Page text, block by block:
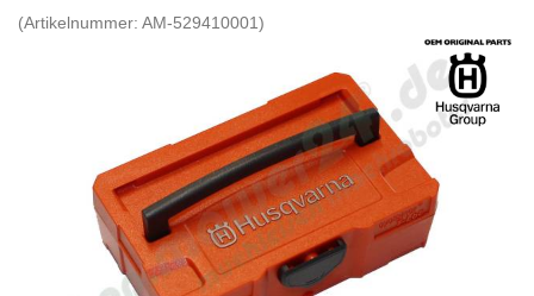
(Ar­ti­kel­num­mer: AM-​529410001)